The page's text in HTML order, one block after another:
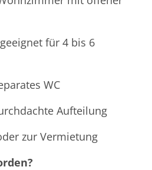
für 4 bis 6
WC
Aufteilung
zur Vermietung